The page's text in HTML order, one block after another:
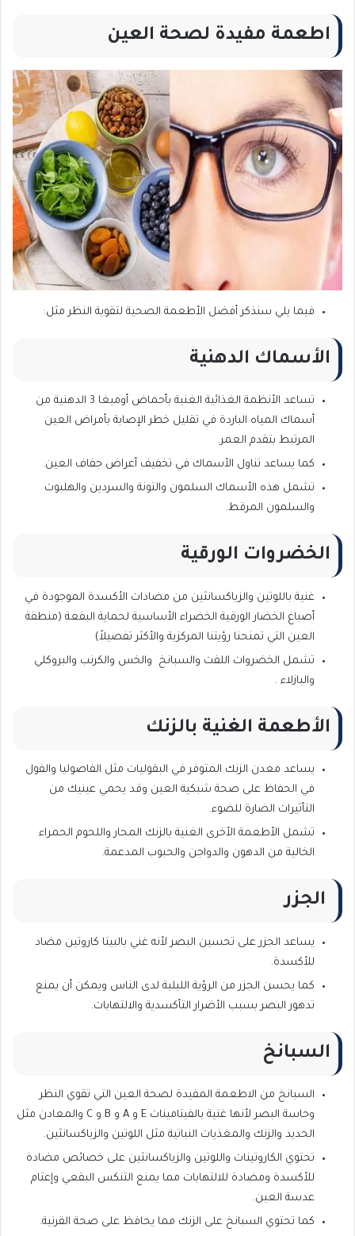
اطعمة مفيدة لصحة العين
فيما يلي سنذكر أفضل الأطعمة الصحية لتقوية النظر مثل:
الأسماك الدهنية
تساعد الأنظمة الغذائية الغنية بأحماض أوميغا 3 الدهنية من
أسماك المياه الباردة في تقليل خطر الإصابة بأمراض العين
المرتبط بتقدم العمر.
كما يساعد تناول الأسماك في تخفيف أعراض جفاف العين.
تشمل هذه الأسماك السلمون والتونة والسردين والهلبوت
والسلمون المرقط.
الخضروات الورقية
غنية باللوتين والزياكسانثين من مضادات الأكسدة الموجودة في
أصباغ الخضار الورقية الخضراء الأساسية لحماية البقعة (منطقة
العين التي تمنحنا رؤيتنا المركزية والأكثر تفصيلاً)
تشمل الخضروات اللفت والسبانخ والخس والكرنب والبروكلي
والبازلاء .
الأطعمة الغنية بالزنك
يساعد معدن الزنك المتوفر في البقوليات مثل الفاصوليا والفول
في الحفاظ على صحة شبكية العين وقد يحمي عينيك من
التأثيرات الضارة للضوء.
تشمل الأطعمة الأخرى الغنية بالزنك المحار واللحوم الحمراء
الخالية من الدهون والدواجن والحبوب المدعمة.
الجزر
يساعد الجزر على تحسين البصر لأنه غني بالبيتا كاروتين مضاد
للأكسدة.
كما يحسن الجزر من الرؤية الليلية لدى الناس ويمكن أن يمنع
تدهور البصر بسبب الأضرار التأكسدية والالتهابات.
السبانخ
السبانخ من الاطعمة المفيدة لصحة العين التي تقوي النظر
وحاسة البصر لأنها غنية بالفيتامينات E و A و B و C والمعادن مثل
الحديد والزنك والمغذيات النباتية مثل اللوتين والزياكسانثين.
تحتوي الكاروتينات واللوتين والزياكسانثين على خصائص مضادة
للأكسدة ومضادة للالتهابات مما يمنع التنكس البقعي وإعتام
عدسة العين.
كما تحتوي السبانخ على الزنك مما يحافظ على صحة القرنية.